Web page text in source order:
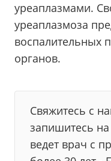
уреаплазмами.
уреаплазмоза
воспалительных
органов.
Свяжитесь с
запишитесь
ведет врач с